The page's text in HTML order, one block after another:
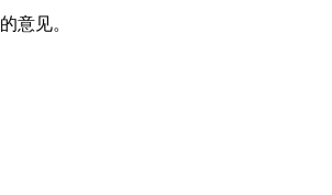
意见。